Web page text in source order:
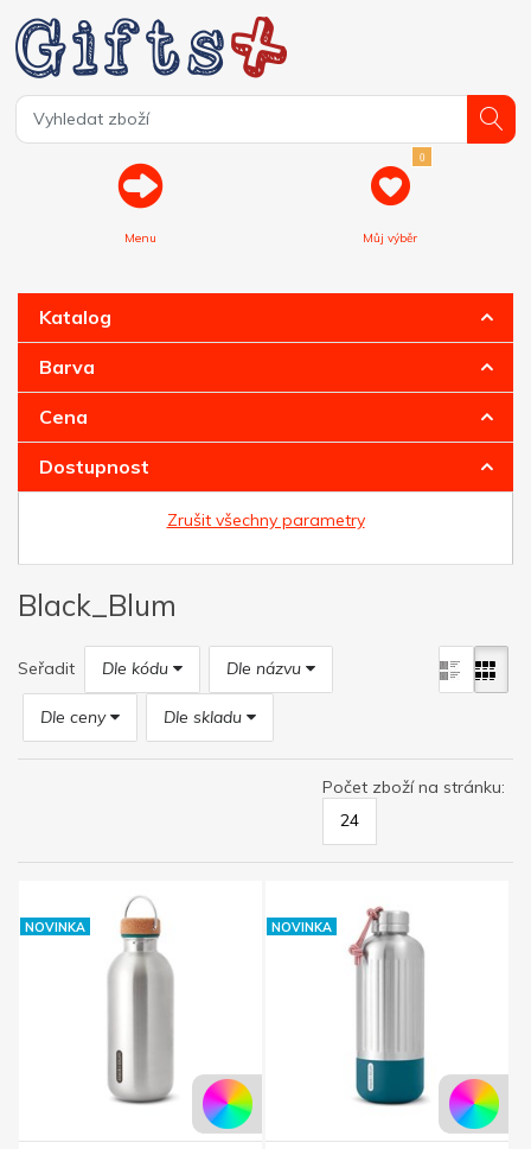
Menu
0
Můj výběr
Katalog
Barva
Cena
Dostupnost
Zrušit všechny parametry
Black_Blum
Seřadit Dle kódu Dle názvu
Dle ceny Dle skladu
Počet zboží na stránku:
24
NOVINKA NOVINKA